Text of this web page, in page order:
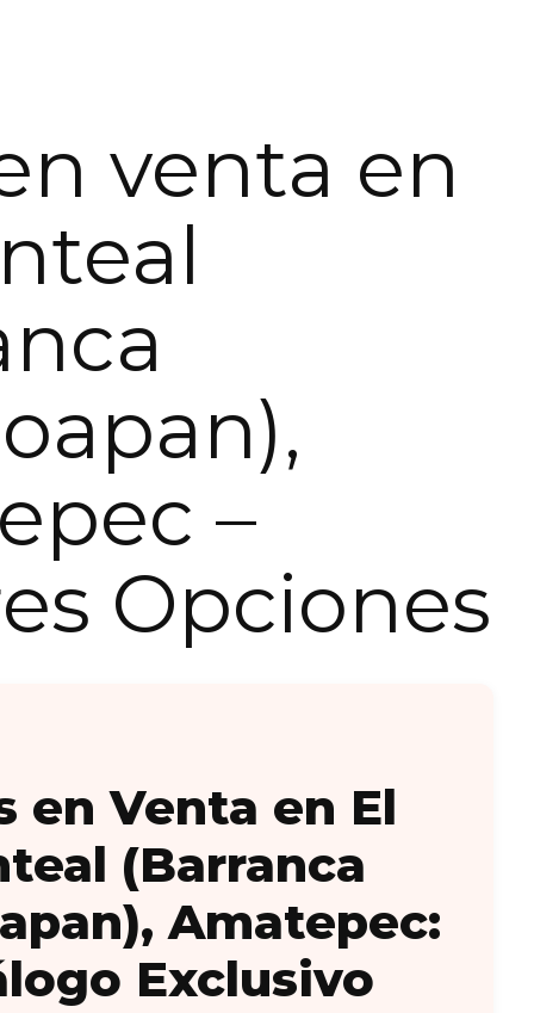
venta en
–
Opciones
en Venta en El
(Barranca
Amatepec:
Exclusivo